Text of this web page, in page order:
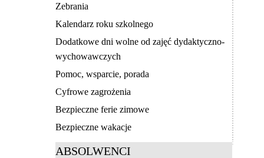
Zebrania
Kalendarz roku szkolnego
Dodatkowe dni wolne od zajęć dydaktyczno-
wychowawczych
Pomoc, wsparcie, porada
Cyfrowe zagrożenia
Bezpieczne ferie zimowe
Bezpieczne wakacje
ABSOLWENCI